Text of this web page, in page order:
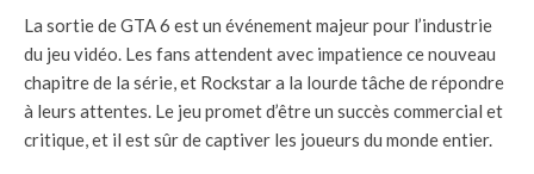
La sortie de GTA 6 est un événement majeur pour l’industrie
du jeu vidéo. Les fans attendent avec impatience ce nouveau
chapitre de la série, et Rockstar a la lourde tâche de répondre
à leurs attentes. Le jeu promet d’être un succès commercial et
critique, et il est sûr de captiver les joueurs du monde entier.